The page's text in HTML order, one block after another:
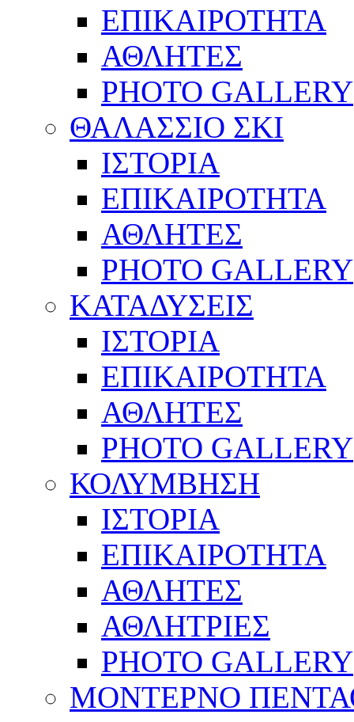
ΕΠΙΚΑΙΡΟΤΗΤΑ
ΑΘΛΗΤΕΣ
PHOTO GALLERY
ΘΑΛΑΣΣΙΟ ΣΚΙ
ΙΣΤΟΡΙΑ
ΕΠΙΚΑΙΡΟΤΗΤΑ
ΑΘΛΗΤΕΣ
PHOTO GALLERY
ΚΑΤΑΔΥΣΕΙΣ
ΙΣΤΟΡΙΑ
ΕΠΙΚΑΙΡΟΤΗΤΑ
ΑΘΛΗΤΕΣ
PHOTO GALLERY
ΚΟΛΥΜΒΗΣΗ
ΙΣΤΟΡΙΑ
ΕΠΙΚΑΙΡΟΤΗΤΑ
ΑΘΛΗΤΕΣ
ΑΘΛΗΤΡΙΕΣ
PHOTO GALLERY
ΜΟΝΤΕΡΝΟ